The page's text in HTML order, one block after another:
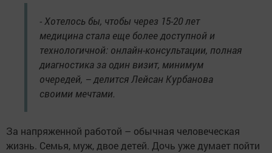
- Хотелось бы, чтобы через 15-20 лет
медицина стала еще более доступной и
технологичной: онлайн-консультации, полная
диагностика за один визит, минимум
очередей, – делится Лейсан Курбанова
своими мечтами.
За напряженной работой – обычная человеческая
жизнь. Семья, муж, двое детей. Дочь уже думает пойти